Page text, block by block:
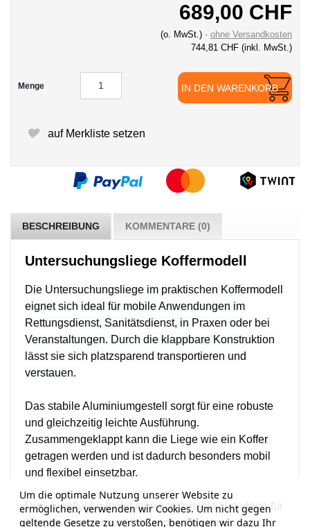
689,00 CHF
(o. MwSt.)
ohne Versandkosten
744,81 CHF (inkl. MwSt.)
Menge IN DEN WARENKORB
auf Merkliste setzen
BESCHREIBUNG KOMMENTARE (0)
Untersuchungsliege Koffermodell
Die Untersuchungsliege im praktischen Koffermodell
eignet sich ideal für mobile Anwendungen im
Rettungsdienst, Sanitätsdienst, in Praxen oder bei
Veranstaltungen. Durch die klappbare Konstruktion
lässt sie sich platzsparend transportieren und
verstauen.
Das stabile Aluminiumgestell sorgt für eine robuste
und gleichzeitig leichte Ausführung.
Zusammengeklappt kann die Liege wie ein Koffer
getragen werden und ist dadurch besonders mobil
und flexibel einsetzbar.
Die Liegefläche bietet eine komfortable Unterlage für
Untersuchungen und Behandlungen im
Um die optimale Nutzung unserer Website zu
ermöglichen, verwenden wir Cookies. Um nicht gegen
geltende Gesetze zu verstoßen, benötigen wir dazu Ihr